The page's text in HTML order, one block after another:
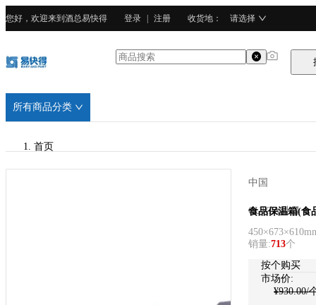
您好，欢迎来到酒总易快得 登录 注册 收货地 ： 请选择
所有商品分类
首页
中国
CURTA科得
食品保温箱(食
销量:713个
按个购买
市场价:
¥930.00/